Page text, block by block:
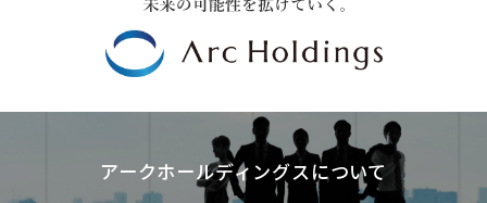
アークホールディングスについて